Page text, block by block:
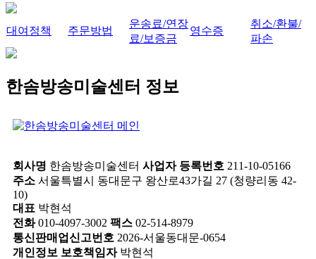
대여정책 주문방법
운송료/연장
료/보증금
영수증
취소/환불/
파손
한솜방송미술센터 정보
회사명 한솜방송미술센터 사업자 등록번호 211-10-05166
주소 서울특별시 동대문구 왕산로43가길 27 (청량리동 42-
10)
대표 박현석
전화010-4097-3002 팩스 02-514-8979
통신판매업신고번호 2026-서울동대문-0654
개인정보 보호책임자박현석